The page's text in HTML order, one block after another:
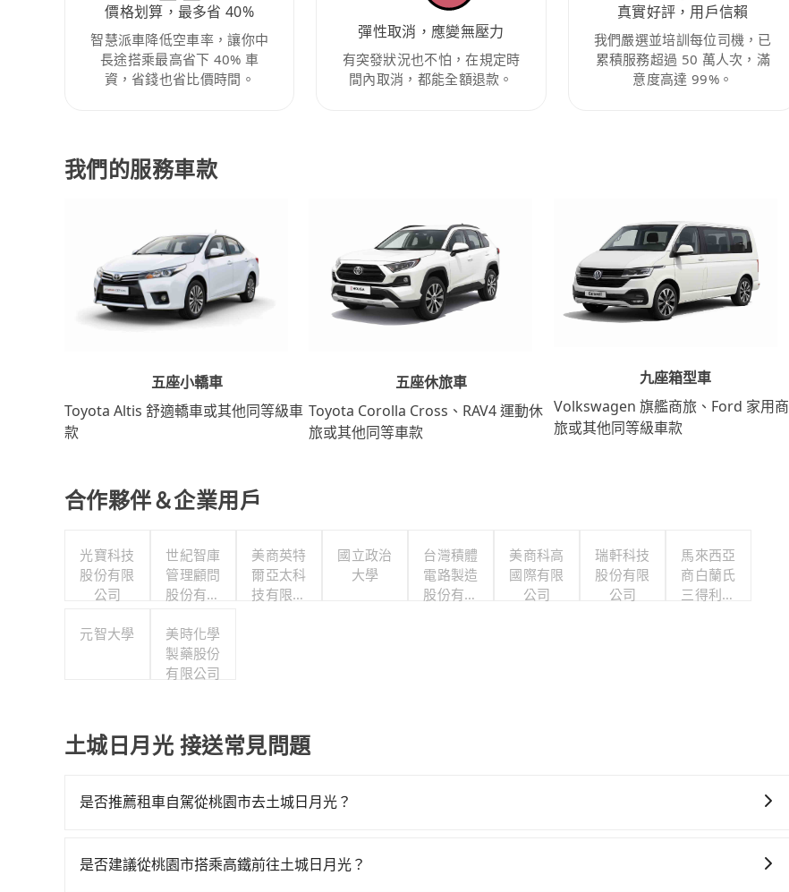
價格划算，最多省 40%
智慧派車降低空車率，讓你中
長途搭乘最高省下 40% 車
資，省錢也省比價時間。
彈性取消，應變無壓力
有突發狀況也不怕，在規定時
間內取消，都能全額退款。
真實好評，用戶信賴
我們嚴選並培訓每位司機，已
累積服務超過 50 萬人次，滿
意度高達 99%。
我們的服務車款
五座小轎車
Toyota Altis 舒適轎車或其他同等級車
款
五座休旅車
Toyota Corolla Cross、RAV4 運動休
旅或其他同等車款
九座箱型車
Volkswagen 旗艦商旅、Ford 家用商
旅或其他同等級車款
合作夥伴＆企業用戶
光寶科技
股份有限
公司
世紀智庫
管理顧問
股份有限
美商英特
爾亞太科
技有限公
國立政治
大學
台灣積體
電路製造
股份有限
美商科高
國際有限
公司
瑞軒科技
股份有限
公司
馬來西亞
商白蘭氏
三得利股
元智大學
美時化學
製藥股份
有限公司
土城日月光 接送常見問題
是否推薦租車自駕從桃園市去土城日月光？
Toyota Yaris、Nissan Kicks，一天租金$1,500起，九人座如Hyundai Staria或Volkswagen T6，一天租金約
是否建議從桃園市搭乘高鐵前往土城日月光？